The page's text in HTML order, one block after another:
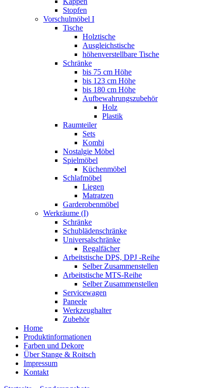
Stopfen
Vorschulmöbel I
Tische
Holztische
Ausgleichstische
höhenverstellbare Tische
Schränke
bis 75 cm Höhe
bis 123 cm Höhe
bis 180 cm Höhe
Aufbewahrungszubehör
Holz
Plastik
Raumteiler
Sets
Kombi
Nostalgie Möbel
Spielmöbel
Küchenmöbel
Schlafmöbel
Liegen
Matratzen
Garderobenmöbel
Werkräume (I)
Schränke
Schublädenschränke
Universalschränke
Regalfächer
Arbeitstische DPS, DPJ -Reihe
Selber Zusammenstellen
Arbeitstische MTS-Reihe
Selber Zusammenstellen
Servicewagen
Paneele
Werkzeughalter
Zubehör
Home
Produktinformationen
Farben und Dekore
Über Stange & Roitsch
Impressum
Kontakt